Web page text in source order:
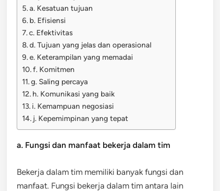
a. Kesatuan tujuan
b. Efisiensi
c. Efektivitas
d. Tujuan yang jelas dan operasional
e. Keterampilan yang memadai
f. Komitmen
g. Saling percaya
h. Komunikasi yang baik
i. Kemampuan negosiasi
j. Kepemimpinan yang tepat
a. Fungsi dan manfaat bekerja dalam tim
Bekerja dalam tim memiliki banyak fungsi dan
manfaat. Fungsi bekerja dalam tim antara lain